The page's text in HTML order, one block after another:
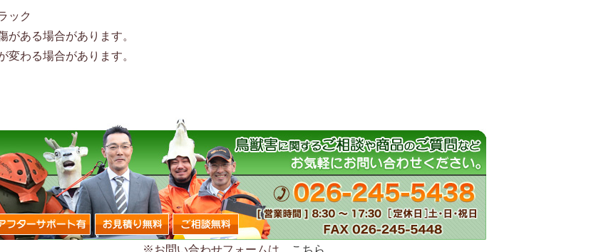
ク
ある場合があります。
わる場合があります。